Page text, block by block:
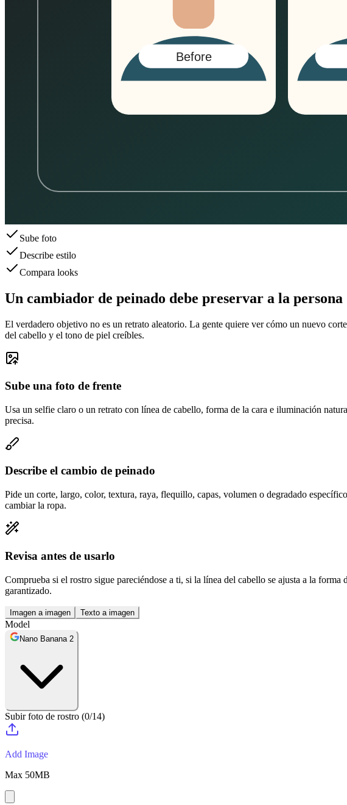
Sube foto
Describe estilo
Compara looks
Un cambiador de peinado debe preservar a la persona
El verdadero objetivo no es un retrato aleatorio. La gente quiere ver cómo un nuevo
del cabello y el tono de piel creíbles.
Sube una foto de frente
Usa un selfie claro o un retrato con línea de cabello, forma de la cara e iluminación
precisa.
Describe el cambio de peinado
Pide un corte, largo, color, textura, raya, flequillo, capas, volumen o degradado
cambiar la ropa.
Revisa antes de usarlo
Comprueba si el rostro sigue pareciéndose a ti, si la línea del cabello se ajusta a la
garantizado.
Imagen a imagen Texto a imagen
Model
Nano Banana 2
Subir foto de rostro (0/14)
Add Image
Max 50MB